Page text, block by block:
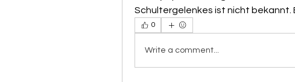
Schultergelenkes ist nicht bekannt.
0
Write a comment...